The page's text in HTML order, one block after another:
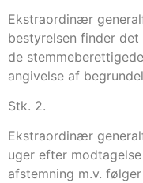
Ekstraordinær
bestyrelsen finder
de
angivelse af
Stk. 2.
Ekstraordinær
uger efter
afstemning m.v.